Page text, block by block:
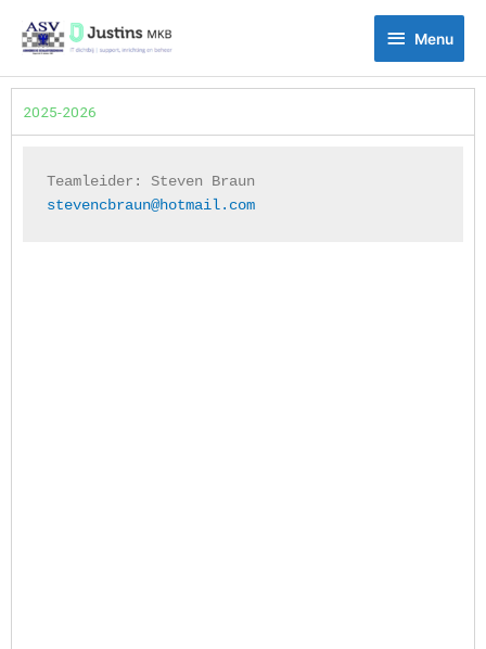
naar
inhoud
Menu
Menu
2025-2026
Teamleider: Steven Braun
stevencbraun@hotmail.com